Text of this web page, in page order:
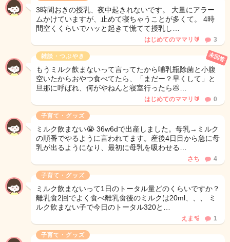
3時間おきの授乳、夜中起きれないです。 大量にアラー
ムかけていますが、止めて寝ちゃうことが多くて。 4時
間空くくらいでハッと起きて慌てて授乳し…
はじめてのママリ🔰 3
雑談・つぶやき
もうミルク飲まないって言ってたから哺乳瓶除菌と小腹
空いたからおやつ食べてたら、「まだー？早くして」と
旦那に呼ばれ、何がやねんと寝室行ったら💩…
未回答
はじめてのママリ🔰 0
子育て・グッズ
ミルク飲まない😭 36w6dで出産しました。母乳→ミルク
の順番でやるように言われてます。産後4日目から急に母
乳が出るようになり、最初に母乳を吸わせる…
さち 4
子育て・グッズ
ミルク飲まないって1日のトータル量どのくらいですか？
離乳食2回でよく食べ離乳食後のミルクは20ml、、、 ミ
ルク飲まない子で今日のトータル320と…
えま🫧 1
子育て・グッズ